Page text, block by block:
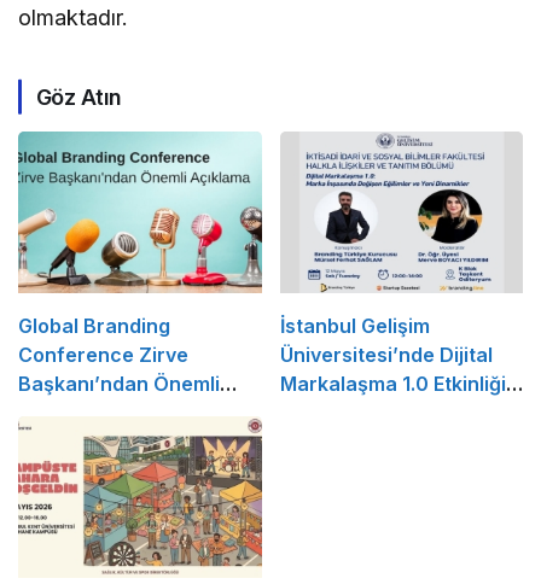
olmaktadır.
Göz Atın
Global Branding
Conference Zirve
Başkanı’ndan Önemli
Açıklama
İstanbul Gelişim
Üniversitesi’nde Dijital
Markalaşma 1.0 Etkinliği